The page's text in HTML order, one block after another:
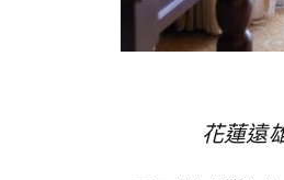
花蓮遠